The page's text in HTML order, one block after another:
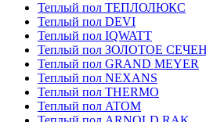
Теплый пол ТЕПЛОЛЮКС
Теплый пол DEVI
Теплый пол IQWATT
Теплый пол ЗОЛОТОЕ
Теплый пол GRAND MEYER
Теплый пол NEXANS
Теплый пол THERMO
Теплый пол ATOM